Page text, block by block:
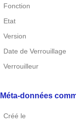
Fonction
Etat
Version
Date de Verrouillage
Verrouilleur
Méta-données
Créé le